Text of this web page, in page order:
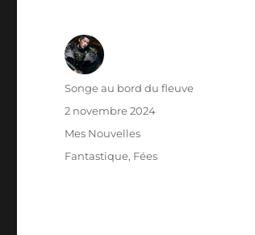
Auteur
Songe au bord du fleuve
Publié
2 novembre 2024
Catégories
Mes Nouvelles
Étiquettes
Fantastique, Fées